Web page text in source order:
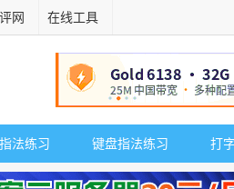
网 在线工具
法练习 键盘指法练习 打